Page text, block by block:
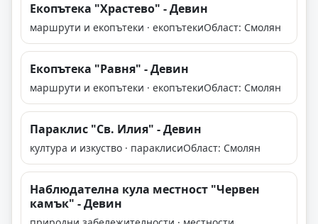
Екопътека "Храстево" - Девин
маршрути и екопътеки · екопътекиОбласт: Смолян
Екопътека "Равня" - Девин
маршрути и екопътеки · екопътекиОбласт: Смолян
Параклис "Св. Илия" - Девин
култура и изкуство · параклисиОбласт: Смолян
Наблюдателна кула местност "Червен
камък" - Девин